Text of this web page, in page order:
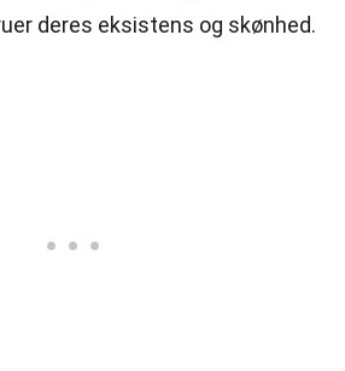
deres eksistens og skønhed.